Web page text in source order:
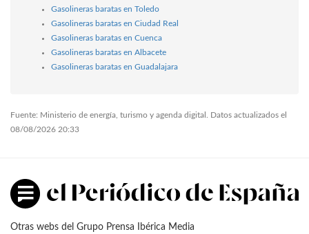
Gasolineras baratas en Toledo
Gasolineras baratas en Ciudad Real
Gasolineras baratas en Cuenca
Gasolineras baratas en Albacete
Gasolineras baratas en Guadalajara
Fuente: Ministerio de energía, turismo y agenda digital. Datos actualizados el
08/08/2026 20:33
Otras webs del Grupo Prensa Ibérica Media